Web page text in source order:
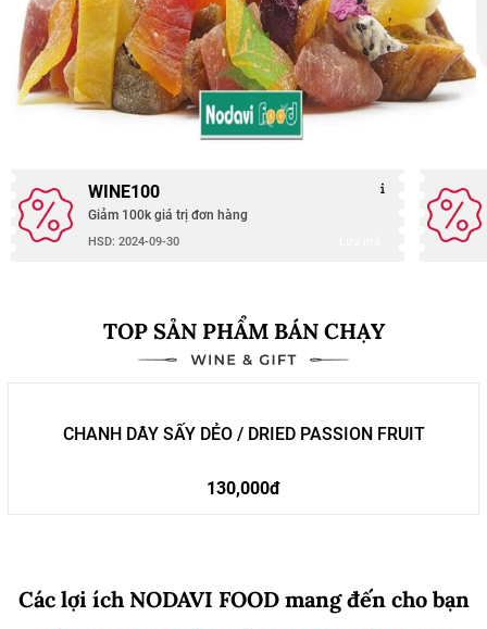
WINE100
Giảm 100k giá trị đơn hàng
HSD: 2024-09-30
TOP SẢN PHẨM BÁN CHẠY
CHANH DÂY SẤY DẺO / DRIED PASSION FRUIT
130,000đ
Các lợi ích NODAVI FOOD mang đến cho bạn